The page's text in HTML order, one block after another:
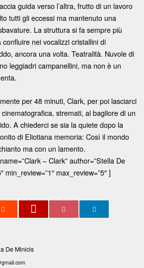
guida verso l’altra, frutto di un lavoro
tutti gli eccessi ma mantenuto una
La struttura si fa sempre più
nei vocalizzi cristallini di
ancora una volta. Teatralità. Nuvole di
leggiadri campanellini, ma non è un
per 48 minuti, Clark, per poi lasciarci
stremati, al bagliore di un
A chiederci se sia la quiete dopo la
di Eliotiana memoria: Così il mondo
ma con un lamento.
– Clark” author=”Stella De
min_review=”1″ max_review=”5″ ]
De Minicis